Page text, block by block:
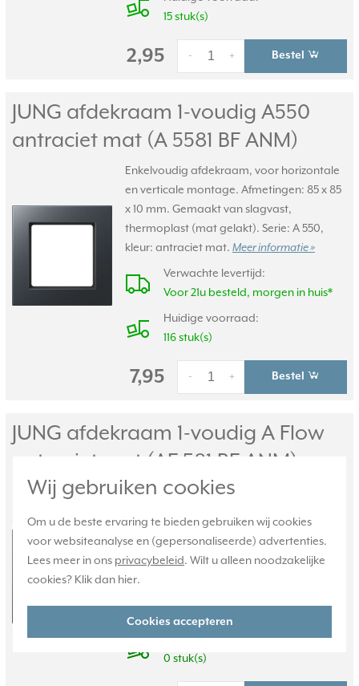
Wij gebruiken cookies
Om u de beste ervaring te bieden gebruiken wij cookies
voor websiteanalyse en (gepersonaliseerde) advertenties.
Lees meer in ons privacybeleid. Wilt u alleen noodzakelijke
cookies? Klik dan hier.
Cookies accepteren
15 stuk(s)
2,95 +
- Bestel
JUNG afdekraam 1-voudig A550
antraciet mat (A 5581 BF ANM)
Enkelvoudig afdekraam, voor horizontale
en verticale montage. Afmetingen: 85 x 85
x 10 mm. Gemaakt van slagvast,
thermoplast (mat gelakt). Serie: A 550,
kleur: antraciet mat. Meer informatie »
Verwachte levertijd:
Voor 21u besteld, morgen in huis*
Huidige voorraad:
116 stuk(s)
7,95 +
- Bestel
JUNG afdekraam 1-voudig A Flow
antraciet mat (AF 581 BF ANM)
Enkelvoudig afdekraam, voor horizontale
x 10 mm. Gemaakt van slagvast,
thermoplast (mat gelakt). Serie: A Flow,
kleur: antraciet mat.
Meer informatie »
Huidige voorraad:
0 stuk(s)